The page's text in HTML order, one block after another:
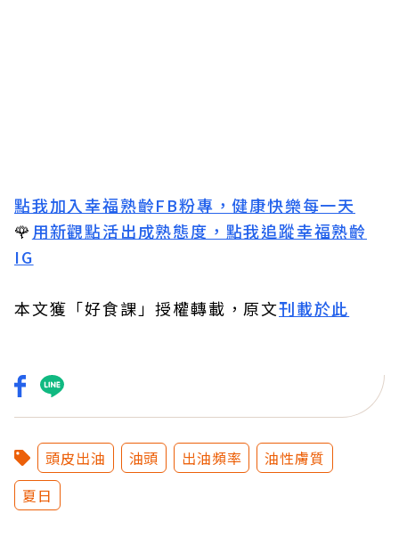
點我加入幸福熟齡FB粉專，健康快樂每一天
🌹 用新觀點活出成熟態度，點我追蹤幸福熟齡
IG
本文獲「好食課」授權轉載，原文刊載於此
頭皮出油 油頭 出油頻率
油性膚質
夏日